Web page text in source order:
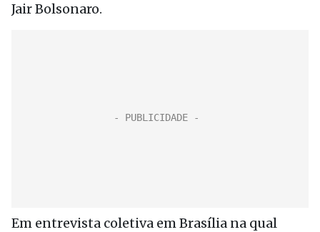
Jair Bolsonaro.
Em entrevista coletiva em Brasília na qual